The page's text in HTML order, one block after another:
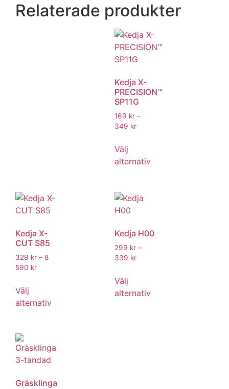
Relaterade produkter
Kedja X-
PRECISION™
SP11G
169 kr –
349 kr
Välj
alternativ
Kedja X-
CUT S85
329 kr – 8
590 kr
Välj
alternativ
Kedja H00
299 kr –
339 kr
Välj
alternativ
Gräsklinga